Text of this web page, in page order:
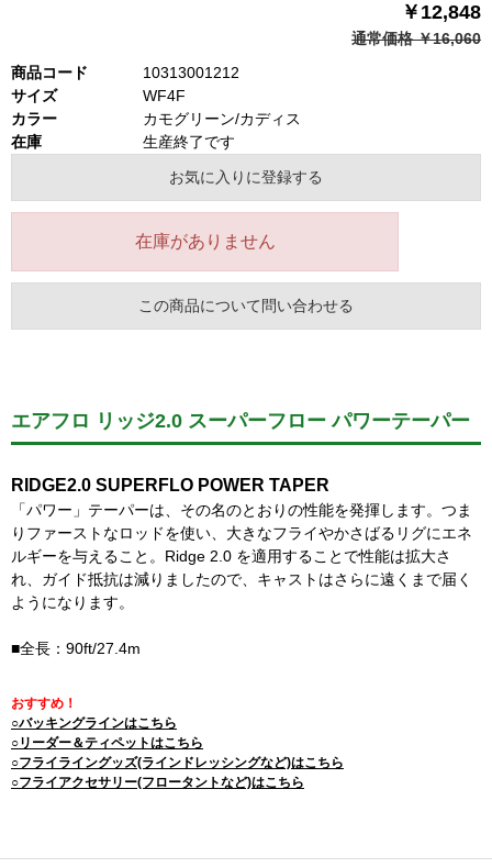
￥12,848
通常価格 ￥16,060
商品コード
10313001212
サイズ
WF4F
カラー
カモグリーン/カディス
在庫
生産終了です
お気に入りに登録する
在庫がありません
この商品について問い合わせる
エアフロ リッジ2.0 スーパーフロー パワーテーパー
RIDGE2.0 SUPERFLO POWER TAPER
「パワー」テーパーは、その名のとおりの性能を発揮します。つま
りファーストなロッドを使い、大きなフライやかさばるリグにエネ
ルギーを与えること。Ridge 2.0 を適用することで性能は拡大さ
れ、ガイド抵抗は減りましたので、キャストはさらに遠くまで届く
ようになります。
■全長：90ft/27.4m
おすすめ！
○バッキングラインはこちら
○リーダー＆ティペットはこちら
○フライライングッズ(ラインドレッシングなど)はこちら
○フライアクセサリー(フロータントなど)はこちら